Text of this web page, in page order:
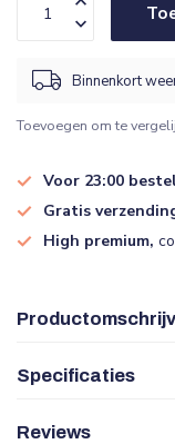
Binnenkort
Toevoegen om te
Voor 23:00
Gratis
High premium,
Specificaties
Reviews